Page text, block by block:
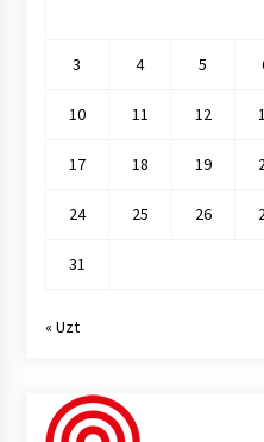
3 4 5
10 11 12
17 18 19
24 25 26
31
« Uzt